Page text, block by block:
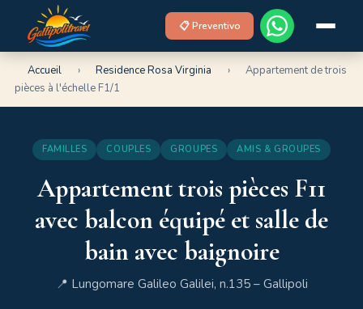
📋 Preventivo
Accueil › Residence Rosa Virginia ›
Appartement de trois
pièces à l'échelle F1/1
FAMILLES COUPLES GROUPES AMIS & GROUPES
Appartement trois pièces F11
avec balcon équipé et salle de
bain avec baignoire
📍 Lungomare Galileo Galilei, n.135 – Gallipoli